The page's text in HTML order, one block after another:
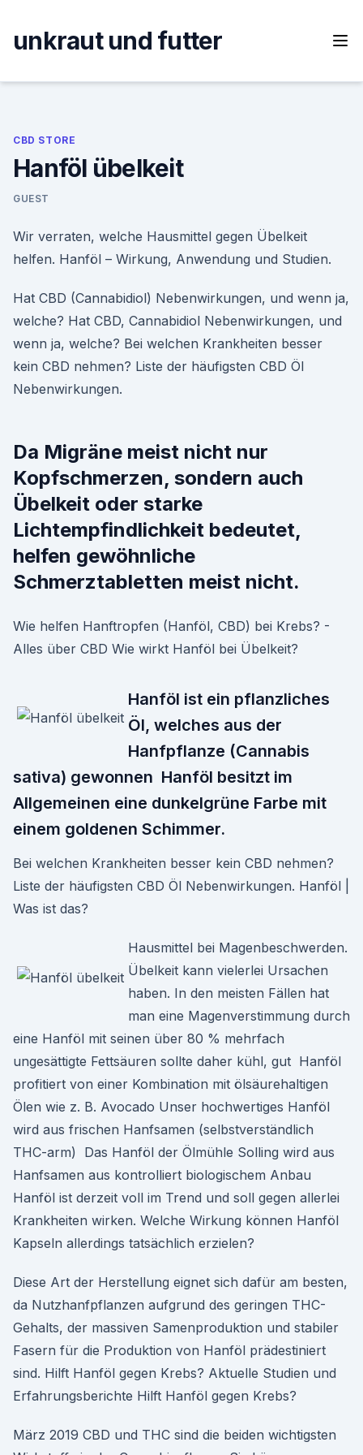
content
unkraut und futter
CBD STORE
Hanföl übelkeit
GUEST
Wir verraten, welche Hausmittel gegen Übelkeit
helfen. Hanföl – Wirkung, Anwendung und Studien.
Hat CBD (Cannabidiol) Nebenwirkungen, und wenn ja,
welche? Hat CBD, Cannabidiol Nebenwirkungen, und
wenn ja, welche? Bei welchen Krankheiten besser
kein CBD nehmen? Liste der häufigsten CBD Öl
Nebenwirkungen.
Da Migräne meist nicht nur
Kopfschmerzen, sondern auch
Übelkeit oder starke
Lichtempfindlichkeit bedeutet,
helfen gewöhnliche
Schmerztabletten meist nicht.
Wie helfen Hanftropfen (Hanföl, CBD) bei Krebs? -
Alles über CBD Wie wirkt Hanföl bei Übelkeit?
Hanföl ist ein pflanzliches
Öl, welches aus der
Hanfpflanze (Cannabis
sativa) gewonnen Hanföl besitzt im
Allgemeinen eine dunkelgrüne Farbe mit
einem goldenen Schimmer.
Bei welchen Krankheiten besser kein CBD nehmen?
Liste der häufigsten CBD Öl Nebenwirkungen. Hanföl |
Was ist das?
Hausmittel bei Magenbeschwerden.
Übelkeit kann vielerlei Ursachen
haben. In den meisten Fällen hat
man eine Magenverstimmung durch
eine Hanföl mit seinen über 80 % mehrfach
ungesättigte Fettsäuren sollte daher kühl, gut Hanföl
profitiert von einer Kombination mit ölsäurehaltigen
Ölen wie z. B. Avocado Unser hochwertiges Hanföl
wird aus frischen Hanfsamen (selbstverständlich
THC-arm) Das Hanföl der Ölmühle Solling wird aus
Hanfsamen aus kontrolliert biologischem Anbau
Hanföl ist derzeit voll im Trend und soll gegen allerlei
Krankheiten wirken. Welche Wirkung können Hanföl
Kapseln allerdings tatsächlich erzielen?
Diese Art der Herstellung eignet sich dafür am besten,
da Nutzhanfpflanzen aufgrund des geringen THC-
Gehalts, der massiven Samenproduktion und stabiler
Fasern für die Produktion von Hanföl prädestiniert
sind. Hilft Hanföl gegen Krebs? Aktuelle Studien und
Erfahrungsberichte Hilft Hanföl gegen Krebs?
März 2019 CBD und THC sind die beiden wichtigsten